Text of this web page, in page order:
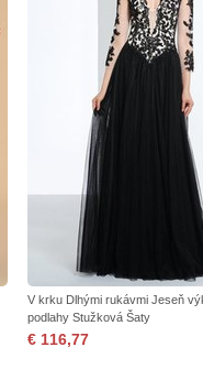
V krku Dlhými rukávmi Jeseň
podlahy Stužková Šaty
€ 116,77